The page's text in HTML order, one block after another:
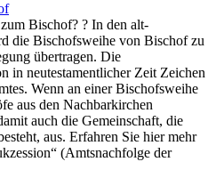
Bischof? ? In den alt-
die Bischofsweihe von Bischof zu
übertragen. Die
in neutestamentlicher Zeit Zeichen
Wenn an einer Bischofsweihe
aus den Nachbarkirchen
auch die Gemeinschaft, die
aus. Erfahren Sie hier mehr
(Amtsnachfolge der